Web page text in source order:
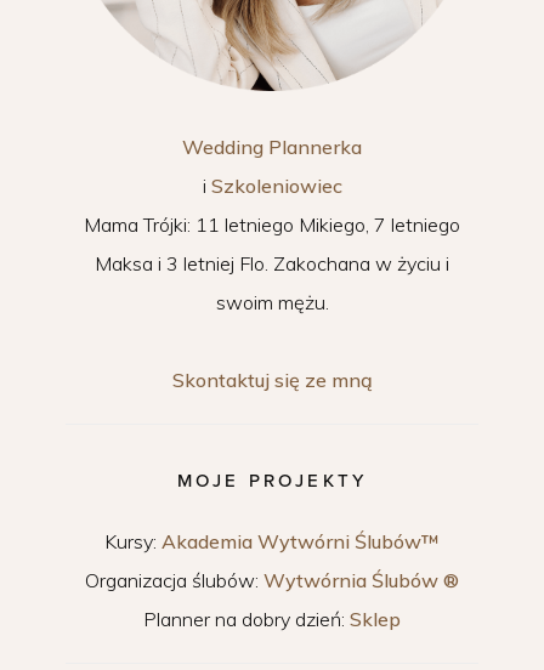
Wedding Plannerka
i Szkoleniowiec
Mama Trójki: 11 letniego Mikiego, 7 letniego
Maksa i 3 letniej Flo. Zakochana w życiu i
swoim mężu.
Skontaktuj się ze mną
MOJE PROJEKTY
Kursy: Akademia Wytwórni Ślubów™
Organizacja ślubów: Wytwórnia Ślubów ®
Planner na dobry dzień: Sklep